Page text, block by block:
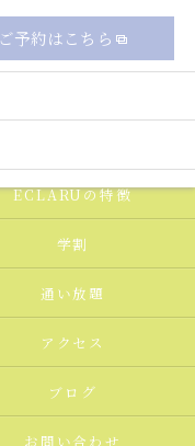
ご予約はこちら
ECLARUの特徴
学割
通い放題
アクセス
ブログ
お問い合わせ